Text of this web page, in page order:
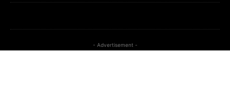
- Advertisement -